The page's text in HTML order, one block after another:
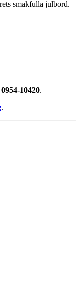
smakfulla julbord.
0954-10420.
.